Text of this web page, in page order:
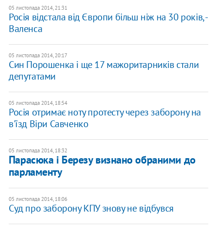
05 листопада 2014, 21:31
Росія відстала від Європи більш ніж на 30 років, -
Валенса
05 листопада 2014, 20:17
Син Порошенка і ще 17 мажоритарників стали
депутатами
05 листопада 2014, 18:54
Росія отримає ноту протесту через заборону на
в'їзд Віри Савченко
05 листопада 2014, 18:32
Парасюка і Березу визнано обраними до
парламенту
05 листопада 2014, 18:06
Суд про заборону КПУ знову не відбувся